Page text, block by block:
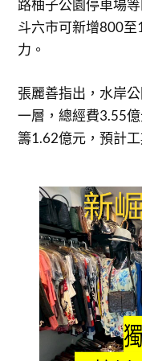
路柚子公園停車場
斗六市可新增800
力。
張麗善指出，水岸
一層，總經費3.55
籌1.62億元，預計